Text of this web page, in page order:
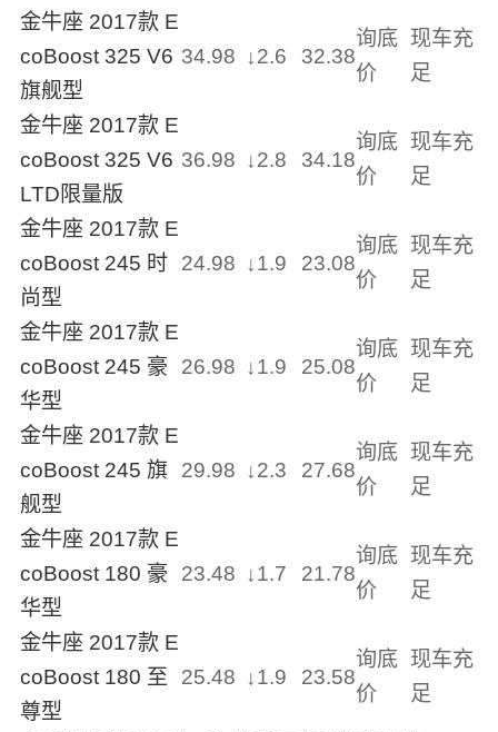
金牛座 2017款 E
coBoost 325 V6
旗舰型
34.98 ↓2.6 32.38
询底
价
现车充
足
金牛座 2017款 E
coBoost 325 V6
LTD限量版
36.98 ↓2.8 34.18
询底
价
现车充
足
金牛座 2017款 E
coBoost 245 时
尚型
24.98 ↓1.9 23.08
询底
价
现车充
足
金牛座 2017款 E
coBoost 245 豪
华型
26.98 ↓1.9 25.08
询底
价
现车充
足
金牛座 2017款 E
coBoost 245 旗
舰型
29.98 ↓2.3 27.68
询底
价
现车充
足
金牛座 2017款 E
coBoost 180 豪
华型
23.48 ↓1.7 21.78
询底
价
现车充
足
金牛座 2017款 E
coBoost 180 至
尊型
25.48 ↓1.9 23.58
询底
价
现车充
足